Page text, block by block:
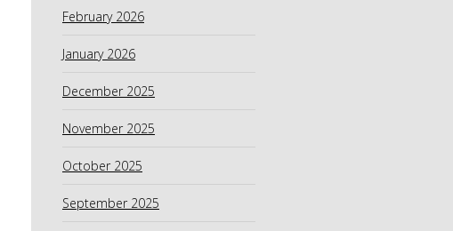
February 2026
January 2026
December 2025
November 2025
October 2025
September 2025